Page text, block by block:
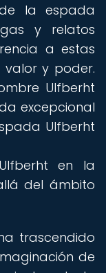
la espada
y relatos
a estas
y poder.
Ulfberht
excepcional
Ulfberht
en la
del ámbito
trascendido
de